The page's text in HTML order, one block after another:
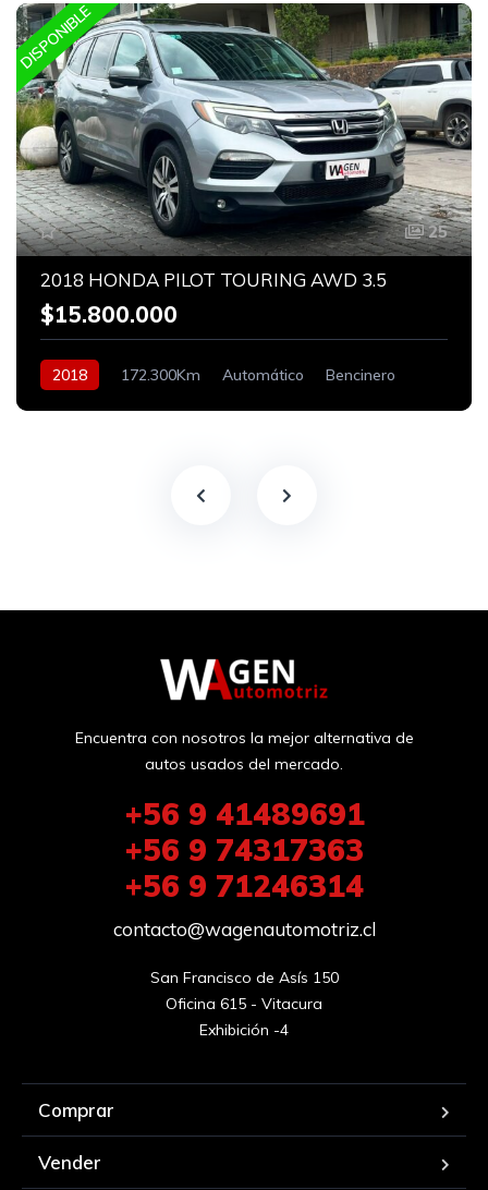
DISPONIBLE
25
2018 HONDA PILOT TOURING AWD 3.5
$15.800.000
2018 172.300Km Automático Bencinero
Encuentra con nosotros la mejor alternativa de
autos usados del mercado.
+56 9 41489691
+56 9 74317363
+56 9 71246314
contacto@wagenautomotriz.cl
San Francisco de Asís 150
Oficina 615 - Vitacura
Exhibición -4
Comprar
Vender